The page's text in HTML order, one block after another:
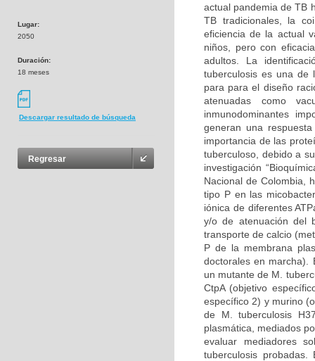
Lugar:
2050
Duración:
18 meses
Descargar resultado de búsqueda
Regresar
actual pandemia de TB
TB tradicionales, la
eficiencia de la actual
niños, pero con
adultos. La
tuberculosis es una de
para para el diseño
atenuadas como
inmunodominantes
generan una
importancia de las
tuberculoso, debido a
investigación
Nacional de Colombia,
tipo P en las
iónica de diferentes
y/o de atenuación del
transporte de calcio
P de la membrana
doctorales en marcha).
un mutante de M.
CtpA (objetivo
específico 2) y murino
de M. tuberculosis
plasmática, mediados
evaluar mediadores
tuberculosis